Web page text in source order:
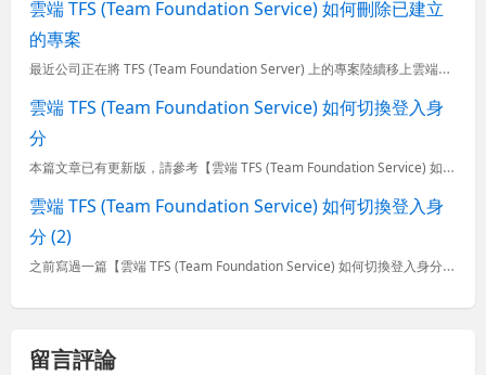
雲端 TFS (Team Foundation Service) 如何刪除已建立
的專案
最近公司正在將 TFS (Team Foundation Server) 上的專案陸續移上雲端版的 TFS (Team Foundation Service) (TFS Preview)，我在測試的過
雲端 TFS (Team Foundation Service) 如何切換登入身
分
本篇文章已有更新版，請參考【雲端 TFS (Team Foundation Service) 如何切換登入身分 (2)】 在上一篇文章【雲端 TFS (Team Foundation Servic
雲端 TFS (Team Foundation Service) 如何切換登入身
分 (2)
之前寫過一篇【雲端 TFS (Team Foundation Service) 如何切換登入身分】文章，原本想說要從 TFS Services 登出已經萬無一失了，但是，今天開一個新的 TFS 專案給
留言評論